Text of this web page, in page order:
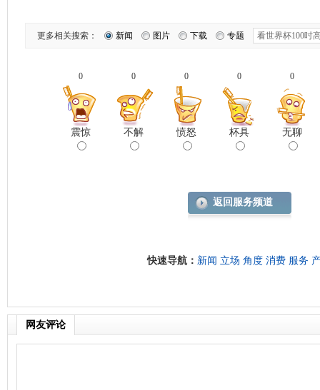
更多相关搜索： 新闻 图片 下载 专题
0
震惊
0
不解
0
愤怒
0
杯具
0
无聊
返回服务频道
快速导航： 新闻 立场 角度 消费 服务
网友评论